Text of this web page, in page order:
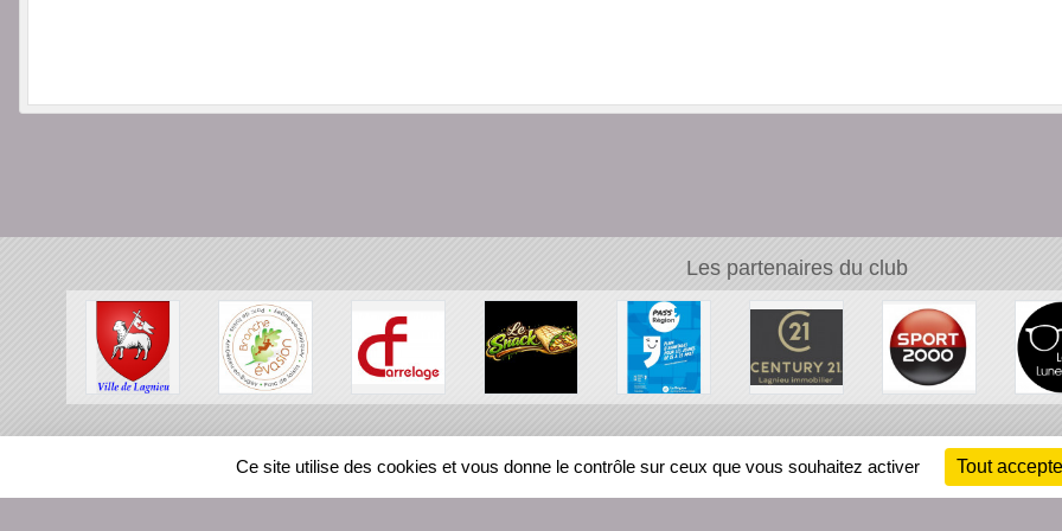
Les partenaires du club
REGIONS
Ce site utilise des cookies et vous donne le contrôle sur ceux que vous souhaitez activer Tout